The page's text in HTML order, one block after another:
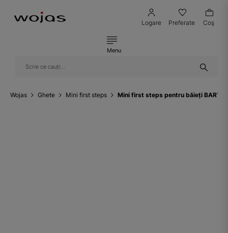
Logare Preferate Coş
Menu
Wojas Ghete Mini first steps Mini first steps pentru băieți